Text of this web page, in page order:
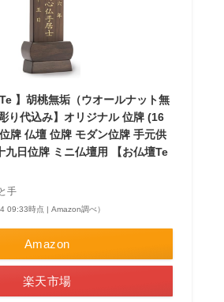
】胡桃無垢（ウオールナット無
り代込み】オリジナル 位牌 (16
牌 仏壇 位牌 モダン位牌 手元供
九日位牌 ミニ仏壇用 【お仏壇Te
手
09:33時点 | Amazon調べ）
Amazon
楽天市場